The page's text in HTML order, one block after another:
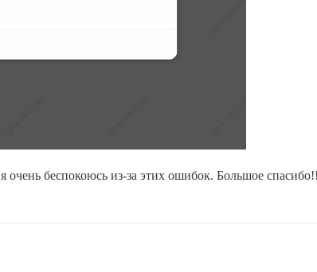
беспокоюсь из-за этих ошибок. Большое